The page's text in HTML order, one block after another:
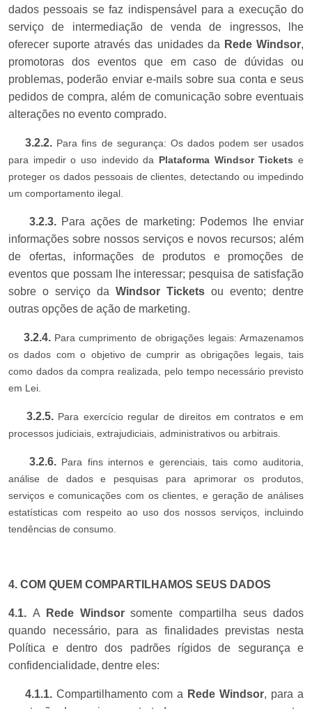
dados pessoais se faz indispensável para a execução do
serviço de intermediação de venda de ingressos, lhe
oferecer suporte através das unidades da Rede Windsor,
promotoras dos eventos que em caso de dúvidas ou
problemas, poderão enviar e-mails sobre sua conta e seus
pedidos de compra, além de comunicação sobre eventuais
alterações no evento comprado.
3.2.2. Para fins de segurança: Os dados podem ser usados
para impedir o uso indevido da Plataforma Windsor Tickets e
proteger os dados pessoais de clientes, detectando ou impedindo
um comportamento ilegal.
3.2.3.Para ações de marketing: Podemos lhe enviar
informações sobre nossos serviços e novos recursos; além
de ofertas, informações de produtos e promoções de
eventos que possam lhe interessar; pesquisa de satisfação
sobre o serviço da Windsor Tickets ou evento; dentre
outras opções de ação de marketing.
3.2.4. Para cumprimento de obrigações legais: Armazenamos
os dados com o objetivo de cumprir as obrigações legais, tais
como dados da compra realizada, pelo tempo necessário previsto
em Lei.
3.2.5. Para exercício regular de direitos em contratos e em
processos judiciais, extrajudiciais, administrativos ou arbitrais.
3.2.6.Para fins internos e gerenciais, tais como auditoria,
análise de dados e pesquisas para aprimorar os produtos,
serviços e comunicações com os clientes, e geração de análises
estatísticas com respeito ao uso dos nossos serviços, incluindo
tendências de consumo.
4. COM QUEM COMPARTILHAMOS SEUS DADOS
4.1. A Rede Windsorsomente compartilha seus dados
quando necessário, para as finalidades previstas nesta
Política e dentro dos padrões rígidos de segurança e
confidencialidade, dentre eles:
4.1.1. Compartilhamento com a Rede Windsor, para a